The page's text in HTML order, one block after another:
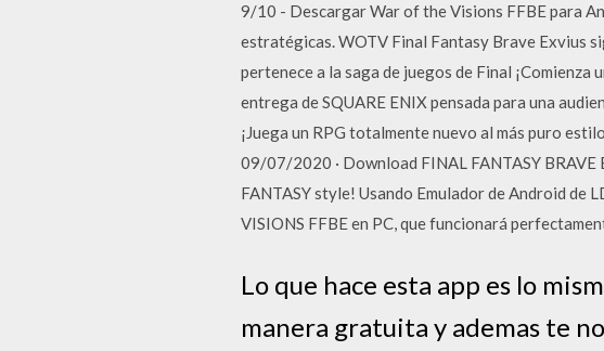
9/10 - Descargar War of the Visions FFBE para
estratégicas. WOTV Final Fantasy Brave Exvius
pertenece a la saga de juegos de Final
entrega de SQUARE ENIX pensada para una
¡Juega un RPG totalmente nuevo al más puro
09/07/2020 · Download FINAL FANTASY
FANTASY style! Usando Emulador de Android de
VISIONS FFBE en PC, que funcionará
Lo que hace esta app es lo
manera gratuita y ademas te